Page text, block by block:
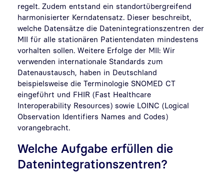
regelt. Zudem entstand ein standortübergreifend
harmonisierter Kerndatensatz. Dieser beschreibt,
welche Datensätze die Datenintegrationszentren der
MII für alle stationären Patientendaten mindestens
vorhalten sollen. Weitere Erfolge der MII: Wir
verwenden internationale Standards zum
Datenaustausch, haben in Deutschland
beispielsweise die Terminologie SNOMED CT
eingeführt und FHIR (Fast Healthcare
Interoperability Resources) sowie LOINC (Logical
Observation Identifiers Names and Codes)
vorangebracht.
Welche Aufgabe erfüllen die
Datenintegrationszentren?